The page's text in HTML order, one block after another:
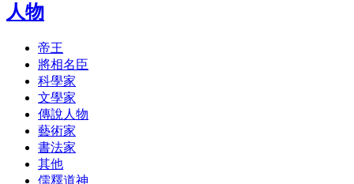
人物
帝王
將相名臣
科學家
文學家
傳說人物
藝術家
書法家
其他
儒釋道神